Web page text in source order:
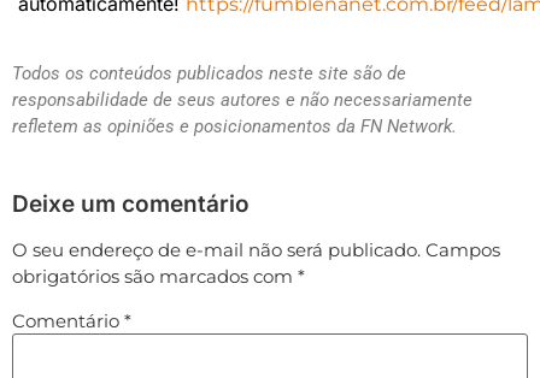
Todos os conteúdos publicados neste site são de
responsabilidade de seus autores e não necessariamente
refletem as opiniões e posicionamentos da FN Network.
Deixe um comentário
O seu endereço de e-mail não será publicado. Campos
obrigatórios são marcados com *
Comentário *